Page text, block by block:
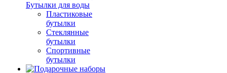
Бутылки для воды
Пластиковые
бутылки
Стеклянные
бутылки
Спортивные
бутылки